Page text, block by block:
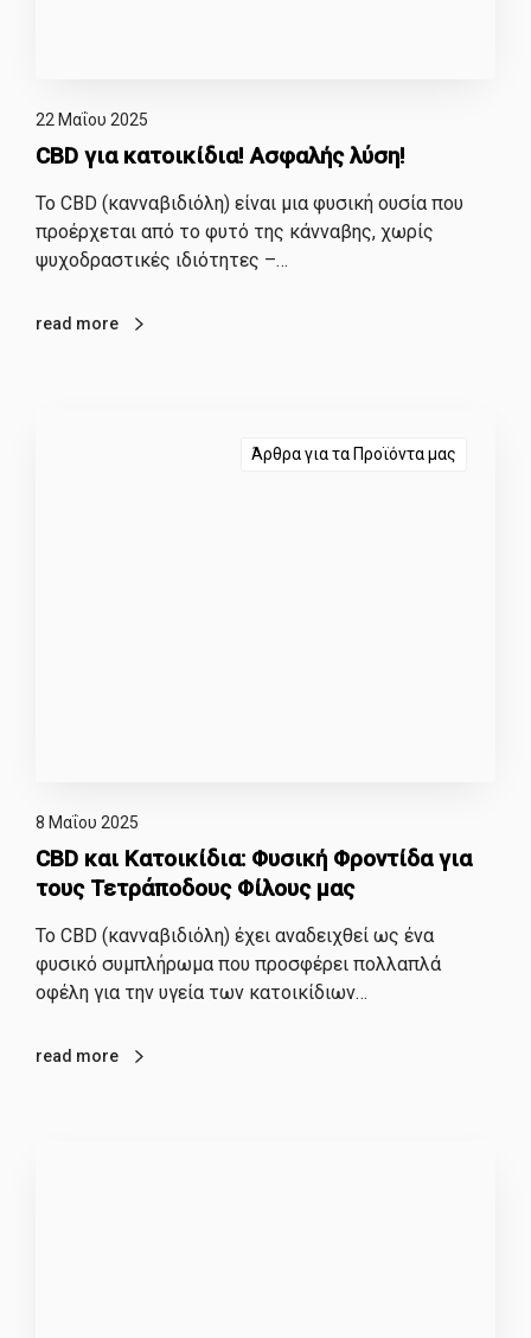
22 Μαΐου 2025
CBD για κατοικίδια! Ασφαλής λύση!
Το CBD (κανναβιδιόλη) είναι μια φυσική ουσία που
προέρχεται από το φυτό της κάνναβης, χωρίς
ψυχοδραστικές ιδιότητες –…
read more
Άρθρα για τα Προϊόντα μας
8 Μαΐου 2025
CBD και Κατοικίδια: Φυσική Φροντίδα για
τους Τετράποδους Φίλους μας
Το CBD (κανναβιδιόλη) έχει αναδειχθεί ως ένα
φυσικό συμπλήρωμα που προσφέρει πολλαπλά
οφέλη για την υγεία των κατοικίδιων…
read more